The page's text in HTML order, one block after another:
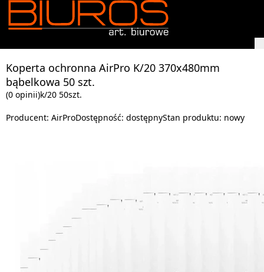
Koperta ochronna AirPro K/20 370x480mm
bąbelkowa 50 szt.
(0 opinii)k/20 50szt.
Producent: AirProDostępność: dostępnyStan produktu: nowy